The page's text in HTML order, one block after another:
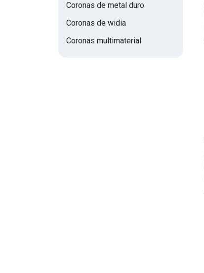
Coronas de metal duro
Coronas de widia
Coronas multimaterial